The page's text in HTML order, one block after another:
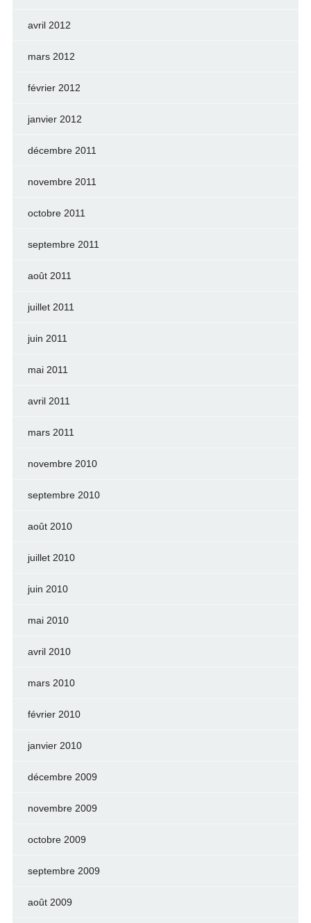
avril 2012
mars 2012
février 2012
janvier 2012
décembre 2011
novembre 2011
octobre 2011
septembre 2011
août 2011
juillet 2011
juin 2011
mai 2011
avril 2011
mars 2011
novembre 2010
septembre 2010
août 2010
juillet 2010
juin 2010
mai 2010
avril 2010
mars 2010
février 2010
janvier 2010
décembre 2009
novembre 2009
octobre 2009
septembre 2009
août 2009